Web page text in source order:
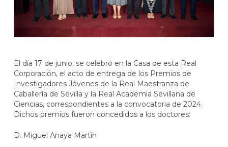
El día 17 de junio, se celebró en la Casa de esta Real
Corporación, el acto de entrega de los Premios de
Investigadores Jóvenes de la Real Maestranza de
Caballería de Sevilla y la Real Academia Sevillana de
Ciencias, correspondientes a la convocatoria de 2024.
Dichos premios fueron concedidos a los doctores:
D. Miguel Anaya Martín